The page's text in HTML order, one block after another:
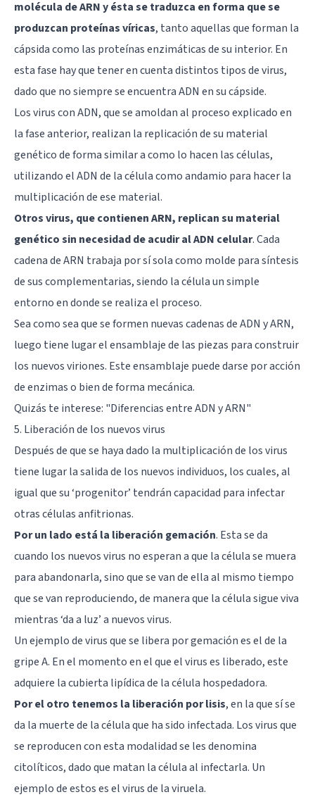
molécula de ARN y ésta se traduzca en forma que se
produzcan proteínas víricas, tanto aquellas que forman la
cápsida como las proteínas enzimáticas de su interior. En
esta fase hay que tener en cuenta distintos tipos de virus,
dado que no siempre se encuentra ADN en su cápside.
Los virus con ADN, que se amoldan al proceso explicado en
la fase anterior, realizan la replicación de su material
genético de forma similar a como lo hacen las células,
utilizando el ADN de la célula como andamio para hacer la
multiplicación de ese material.
Otros virus, que contienen ARN, replican su material
genético sin necesidad de acudir al ADN celular. Cada
cadena de ARN trabaja por sí sola como molde para síntesis
de sus complementarias, siendo la célula un simple
entorno en donde se realiza el proceso.
Sea como sea que se formen nuevas cadenas de ADN y ARN,
luego tiene lugar el ensamblaje de las piezas para construir
los nuevos viriones. Este ensamblaje puede darse por acción
de enzimas o bien de forma mecánica.
Quizás te interese: "Diferencias entre ADN y ARN"
5. Liberación de los nuevos virus
Después de que se haya dado la multiplicación de los virus
tiene lugar la salida de los nuevos individuos, los cuales, al
igual que su ‘progenitor’ tendrán capacidad para infectar
otras células anfitrionas.
Por un lado está la liberación gemación. Esta se da
cuando los nuevos virus no esperan a que la célula se muera
para abandonarla, sino que se van de ella al mismo tiempo
que se van reproduciendo, de manera que la célula sigue viva
mientras ‘da a luz’ a nuevos virus.
Un ejemplo de virus que se libera por gemación es el de la
gripe A. En el momento en el que el virus es liberado, este
adquiere la cubierta lipídica de la célula hospedadora.
Por el otro tenemos la liberación por lisis, en la que sí se
da la muerte de la célula que ha sido infectada. Los virus que
se reproducen con esta modalidad se les denomina
citolíticos, dado que matan la célula al infectarla. Un
ejemplo de estos es el virus de la viruela.